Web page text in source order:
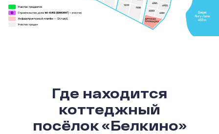
Где находится
коттеджный
посёлок «Белкино»